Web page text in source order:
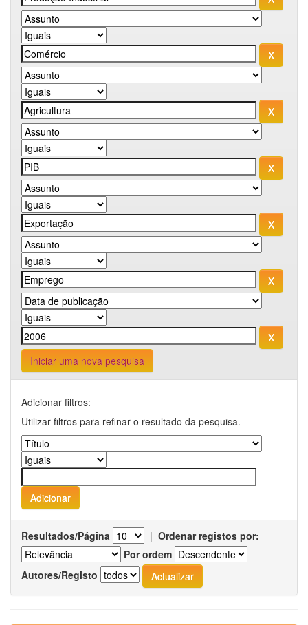
Iniciar uma nova pesquisa
Adicionar filtros:
Utilizar filtros para refinar o resultado da pesquisa.
Resultados/Página | Ordenar registos por:
Por ordem
Autores/Registo